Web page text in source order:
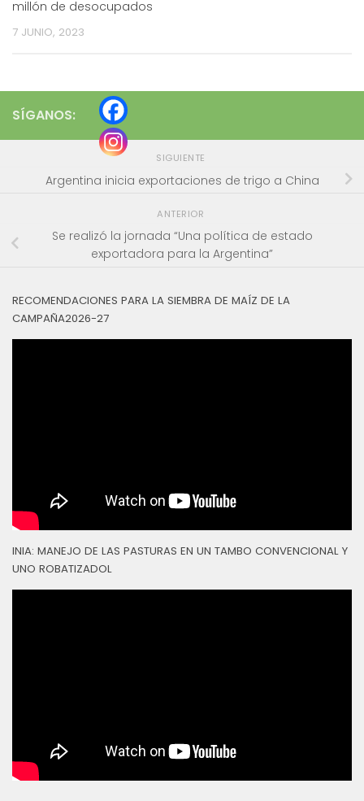
millón de desocupados
7 JUNIO, 2023
SÍGANOS:
SIGUIENTE
Argentina inicia exportaciones de trigo a China
ANTERIOR
Se realizó la jornada “Una política de estado
exportadora para la Argentina”
RECOMENDACIONES PARA LA SIEMBRA DE MAÍZ DE LA
CAMPAÑA2026-27
INIA: MANEJO DE LAS PASTURAS EN UN TAMBO CONVENCIONAL Y
UNO ROBATIZADOL